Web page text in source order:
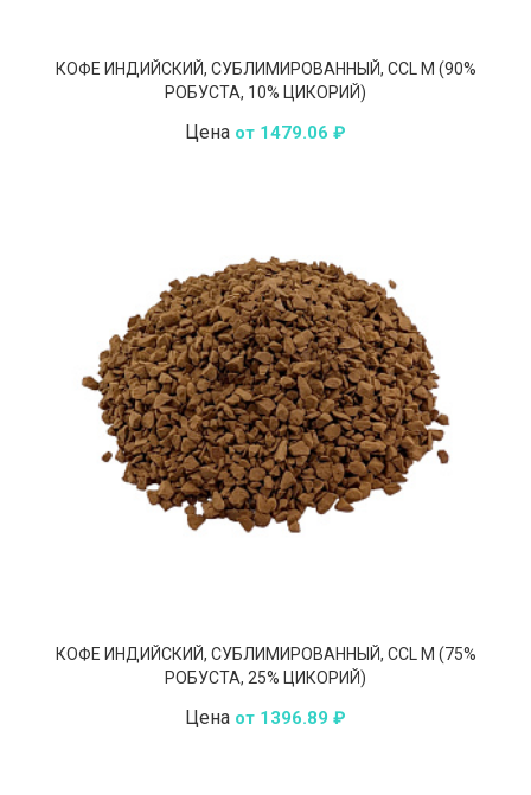
КОФЕ ИНДИЙСКИЙ, СУБЛИМИРОВАННЫЙ, ССL M (90%
РОБУСТА, 10% ЦИКОРИЙ)
Цена от 1479.06 ₽
КОФЕ ИНДИЙСКИЙ, СУБЛИМИРОВАННЫЙ, ССL M (75%
РОБУСТА, 25% ЦИКОРИЙ)
Цена от 1396.89 ₽